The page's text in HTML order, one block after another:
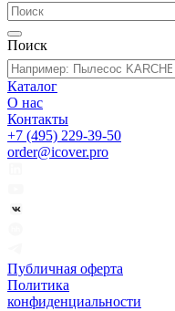
Поиск
Каталог
О нас
Контакты
+7 (495) 229-39-50
order@icover.pro
Публичная оферта
Политика
конфиденциальности